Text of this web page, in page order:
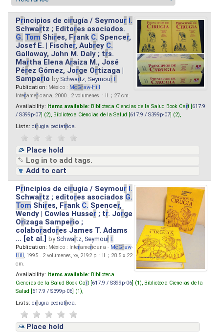
Principios de cirugía / Seymour I.
Schwartz ; Editores asociados.
G. Tom Shires, Frank C. Spencer,
Josef E. | Fischer, Aubrey C.
Galloway, John M. Daly ; trs.
Martha Elena Araiza M., José
Pérez Gómez, Jorge Ortizaga |
Samperio by Schwartz, Seymour I.
Publication: México : McGraw-Hill
Interamericana, 2000 . 2 volumenes. : il. ; 27 cm.
Availability: Items available: Biblioteca Ciencias de la Salud Book Cart [ 617.9
/ S399p-07 ] (2), Biblioteca Ciencias de la Salud [ 617.9 / S399p-07 ] (2),
Lists: cirugia pediatrica
Place hold
Log in to add tags.
Add to cart
Principios de cirugía / Seymour I.
Schwartz ; editores asociados G.
Tom Shires, Frank C. Spencer,
Wendy | Cowles Husser ; tr. Jorge
Orizaga Samperio ;
colaboradores James T. Adams
... [et al.]by Schwartz, Seymour I.
Publication: México : Interamericana - McGraw-
Hill, 1995 . 2 volúmenes, xv, 2192 p. : il. ; 28.5 x 22
cm.
Availability: Items available: Biblioteca
Ciencias de la Salud Book Cart [ 617.9 / S399p-06 ] (1), Biblioteca Ciencias de la
Salud [ 617.9 / S399p-06 ] (1),
Lists: cirugia pediatrica
Place hold